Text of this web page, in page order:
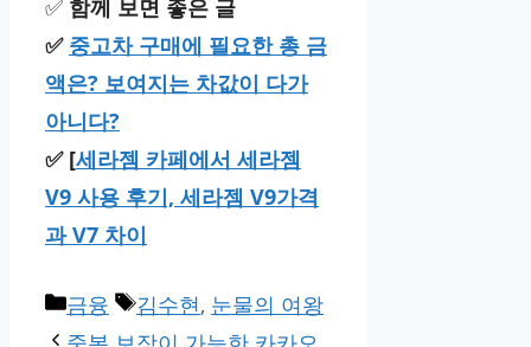
✅ 함께 보면 좋은 글
✅ 중고차 구매에 필요한 총 금
액은? 보여지는 차값이 다가
아니다?
✅ [세라젬 카페에서 세라젬
V9 사용 후기, 세라젬 V9가격
과 V7 차이
카
테
금융
태
그
김수현, 눈물의 여왕